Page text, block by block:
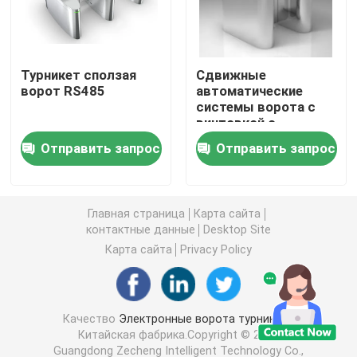
Ворота качания турникета
Ворота турникета щитка
Ворота турникета треноги
Полный турникет высоты
Турникет сползая ворот
Биометрическая машина распознавания лиц
Турникет сползая
ворот RS485
Отправить запрос
Сдвижные
автоматические
системы ворота с
винтовкой с
карточным
считывателем
Отправить запрос
Главная страница
Карта сайта
контактные данные
Desktop Site
Карта сайта
Privacy Policy
Качество Электронные ворота турникета
Китайская фабрика.Copyright © 2026
Guangdong Zecheng Intelligent Technology Co.,